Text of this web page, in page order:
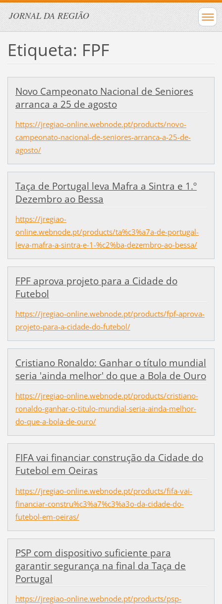
JORNAL DA REGIÃO
Etiqueta: FPF
Novo Campeonato Nacional de Seniores
arranca a 25 de agosto
https://jregiao-online.webnode.pt/products/novo-
campeonato-nacional-de-seniores-arranca-a-25-de-
agosto/
Taça de Portugal leva Mafra a Sintra e 1.º
Dezembro ao Bessa
https://jregiao-
online.webnode.pt/products/ta%c3%a7a-de-portugal-
leva-mafra-a-sintra-e-1-%c2%ba-dezembro-ao-bessa/
FPF aprova projeto para a Cidade do
Futebol
https://jregiao-online.webnode.pt/products/fpf-aprova-
projeto-para-a-cidade-do-futebol/
Cristiano Ronaldo: Ganhar o título mundial
seria 'ainda melhor' do que a Bola de Ouro
https://jregiao-online.webnode.pt/products/cristiano-
ronaldo-ganhar-o-titulo-mundial-seria-ainda-melhor-
do-que-a-bola-de-ouro/
FIFA vai financiar construção da Cidade do
Futebol em Oeiras
https://jregiao-online.webnode.pt/products/fifa-vai-
financiar-constru%c3%a7%c3%a3o-da-cidade-do-
futebol-em-oeiras/
PSP com dispositivo suficiente para
garantir segurança na final da Taça de
Portugal
https://jregiao-online.webnode.pt/products/psp-